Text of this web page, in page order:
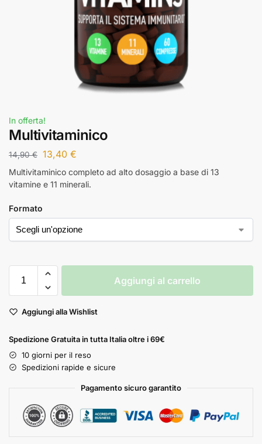
In offerta!
Multivitaminico
14,90€ 13,40 €
Multivitaminico completo ad alto dosaggio a base di 13
vitamine e 11 minerali.
Formato
Aggiungi al carrello
Aggiungi alla Wishlist
Spedizione Gratuita in tutta Italia oltre i 69€
10 giorni per il reso
Spedizioni rapide e sicure
Pagamento sicuro garantito